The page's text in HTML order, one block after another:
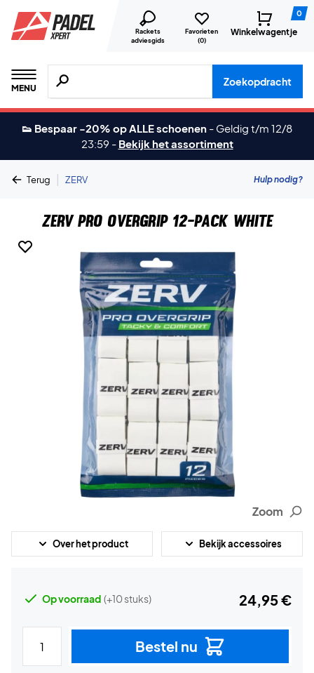
Rackets
adviesgids
Favorieten
(0)
0
Winkelwagentje
MENU
Zoeken naar producten, merken etc.
Zoekopdracht
👟 Bespaar -20% op ALLE schoenen - Geldig t/m 12/8
23:59 - Bekijk het assortiment
Terug | ZERV Hulp nodig?
ZERV Pro Overgrip 12-Pack White
Zoom
Over het product Bekijk accessoires
Op voorraad (+10 stuks) 24,95 €
Bestel nu